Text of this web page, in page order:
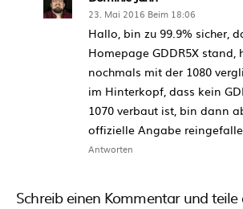
23. Mai 2016 Beim 18:06
Hallo, bin zu 99.9% sicher,
Homepage GDDR5X stand,
nochmals mit der 1080
im Hinterkopf, dass kein
1070 verbaut ist, bin dann
offizielle Angabe
Antworten
Schreib einen Kommentar und